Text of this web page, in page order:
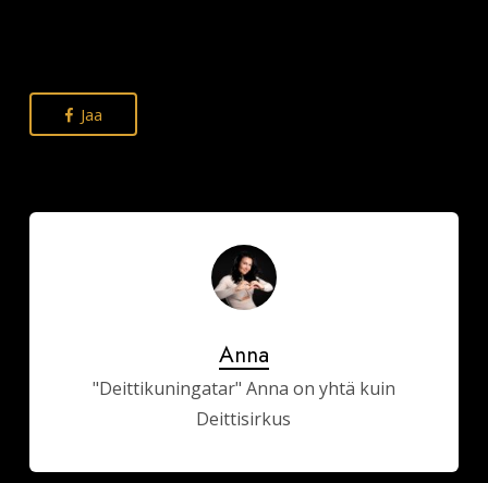
Jaa
Anna
"Deittikuningatar" Anna on yhtä kuin
Deittisirkus